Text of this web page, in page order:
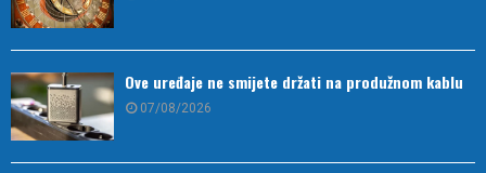
Ove uređaje ne smijete držati na produžnom kablu
07/08/2026